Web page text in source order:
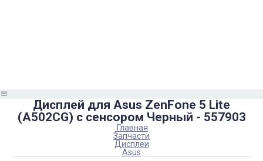
Дисплей для Asus ZenFone 5 Lite
(A502CG) с сенсором Черный - 557903
Главная
Запчасти
Дисплеи
Asus